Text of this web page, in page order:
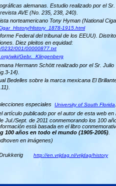
alemanas. Estudio realizado por el Sr.
AVE (No. 235, 238, 240).
norteamericano Tony Hyman (National
History_1878-1915.html
Federal del tribunal de los EEUU).
Diez pleitos en equidad:
0232/001/00000877.txt
wiki/Gebr._Klingenberg
Hermann Schött realizado por el Sr. Julio
14).
Bedelles sobre la marca mexicana El
especiales University of South Florida
artículo publicado por el autor de esta web en
Jul./Sept. de 2011 conmemorando los 100
está basada en el libro
100 años en todo el mundo (1905-2005)
en imágenes)
Drukkerig http://en.vrijdag.nl/vrijdag/history